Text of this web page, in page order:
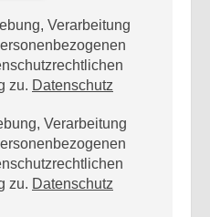
Verarbeitung
zu. Datenschutz
Verarbeitung
zu. Datenschutz